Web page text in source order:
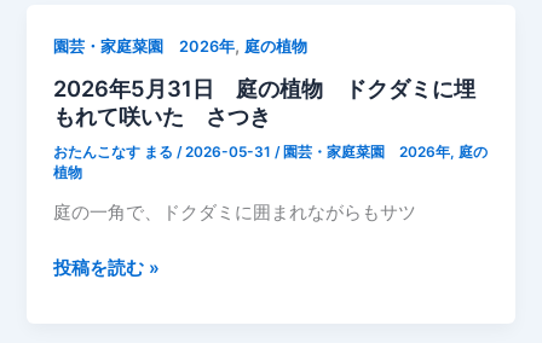
日
ム
ラ
サ
キ
ツ
ク
園芸・家庭菜園 2026年, 庭の植物
2026年5月31日 庭の植物 ドクダミに埋
もれて咲いた さつき
おたんこなす まる/2026-05-31/ 園芸・家庭菜園 2026年, 庭の
植物
庭の一角で、ドクダミに囲まれながらもサツ
2026
投稿を読む »